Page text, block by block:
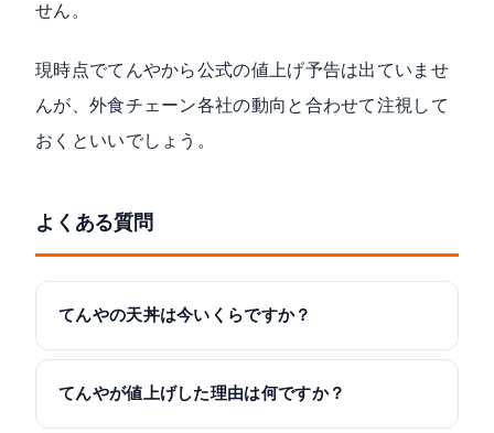
せん。
現時点でてんやから公式の値上げ予告は出ていませ
んが、外食チェーン各社の動向と合わせて注視して
おくといいでしょう。
よくある質問
てんやの天丼は今いくらですか？
てんやが値上げした理由は何ですか？